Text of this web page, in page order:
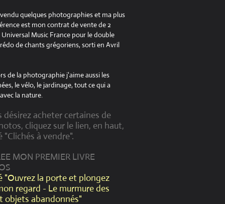
quelques photographies et ma plus
est mon contrat de vente de 2
Universal Music France pour le double
de chants grégoriens, sorti en Avril
de la photographie j'aime aussi les
le vélo, le jardinage, tout ce qui a
la nature.
désirez acheter certaines de
cliquez sur le lien, en haut,
à vendre".
MON PREMIER LIVRE
"Ouvrez la porte et plongez
regard - Le murmure des
objets abandonnés"